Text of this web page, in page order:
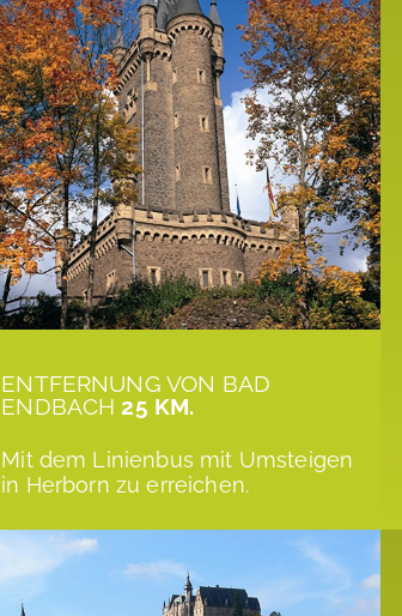
ENTFERNUNG VON BAD
ENDBACH 25 KM.
Mit dem Linienbus mit Umsteigen
in Herborn zu erreichen.